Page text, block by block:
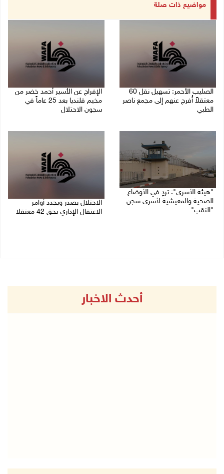
مواضيع ذات صلة
الصليب الأحمر: تسهيل نقل 60
معتقلاً أُفرج عنهم إلى مجمع ناصر
الطبي
الإفراج عن الأسير أحمد خضر من
مخيم قلنديا بعد 25 عاماً في
سجون الاحتلال
"هيئة الأسرى": تردٍ في الأوضاع
الصحية والمعيشية لأسرى سجن
"النقب"
الاحتلال يصدر ويجدد أوامر
الاعتقال الإداري بحق 42 معتقلا
أحدث الاخبار